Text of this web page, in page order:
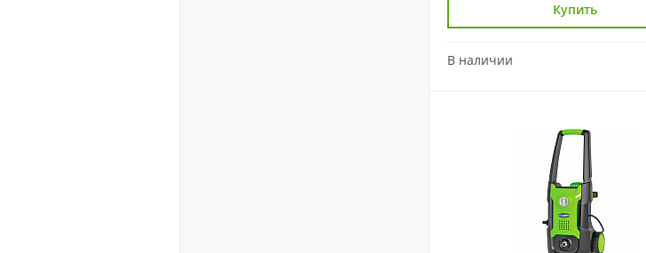
Купить
В наличии